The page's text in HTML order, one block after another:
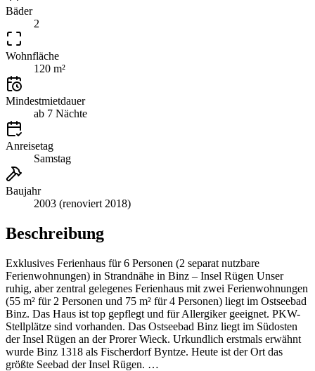
Bäder
2
Wohnfläche
120 m²
Mindestmietdauer
ab 7 Nächte
Anreisetag
Samstag
Baujahr
2003 (renoviert 2018)
Beschreibung
Exklusives Ferienhaus für 6 Personen (2 separat nutzbare
Ferienwohnungen) in Strandnähe in Binz – Insel Rügen Unser
ruhig, aber zentral gelegenes Ferienhaus mit zwei Ferienwohnungen
(55 m² für 2 Personen und 75 m² für 4 Personen) liegt im Ostseebad
Binz. Das Haus ist top gepflegt und für Allergiker geeignet. PKW-
Stellplätze sind vorhanden. Das Ostseebad Binz liegt im Südosten
der Insel Rügen an der Prorer Wieck. Urkundlich erstmals erwähnt
wurde Binz 1318 als Fischerdorf Byntze. Heute ist der Ort das
größte Seebad der Insel Rügen. …